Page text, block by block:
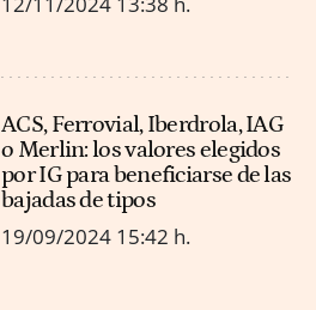
ACS, Ferrovial, Iberdrola, IAG
o Merlin: los valores elegidos
por IG para beneficiarse de las
bajadas de tipos
19/09/2024 15:42 h.